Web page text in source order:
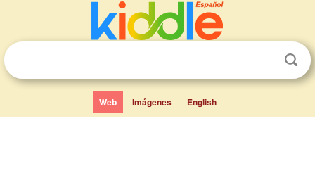
Web Imágenes English